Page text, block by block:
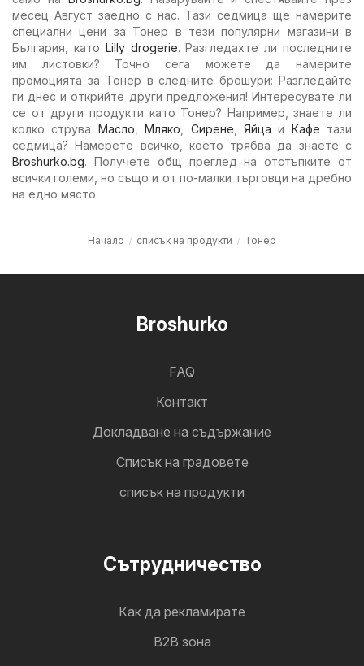
месец Август заедно с нас. Тази седмица ще намерите
специални цени за Тонер в тези популярни магазини в
България, като Lilly drogerie. Разгледахте ли последните
им листовки? Точно сега можете да намерите
промоцията за Тонер в следните брошури: Разгледайте
ги днес и открийте други предложения! Интересувате ли
се от други продукти като Тонер? Например, знаете ли
колко струва Масло ,Мляко Сирене Яйца и Кафе тази
седмица? Намерете всичко, което трябва да знаете с
Broshurko.bg. Получете общ преглед на отстъпките от
всички големи, но също и от по-малки търговци на дребно
на едно място.
Начало списък на продукти Тонер
Broshurko
FAQ
Контакт
Докладване на съдържание
Cписък на градовете
списък на продукти
Cътрудничество
Как да рекламирате
B2B зона